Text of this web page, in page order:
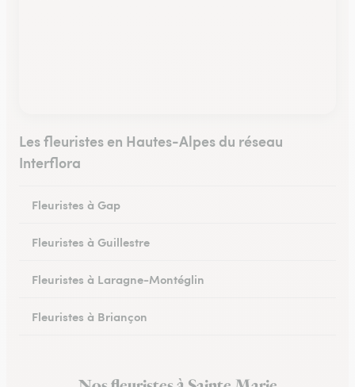
Les fleuristes en Hautes-Alpes du réseau
Interflora
Fleuristes à Gap
Fleuristes à Guillestre
Fleuristes à Laragne-Montéglin
Fleuristes à Briançon